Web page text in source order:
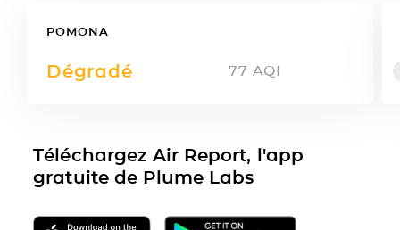
POMONA
Dégradé 77 AQI
Téléchargez Air Report, l'app
gratuite de Plume Labs